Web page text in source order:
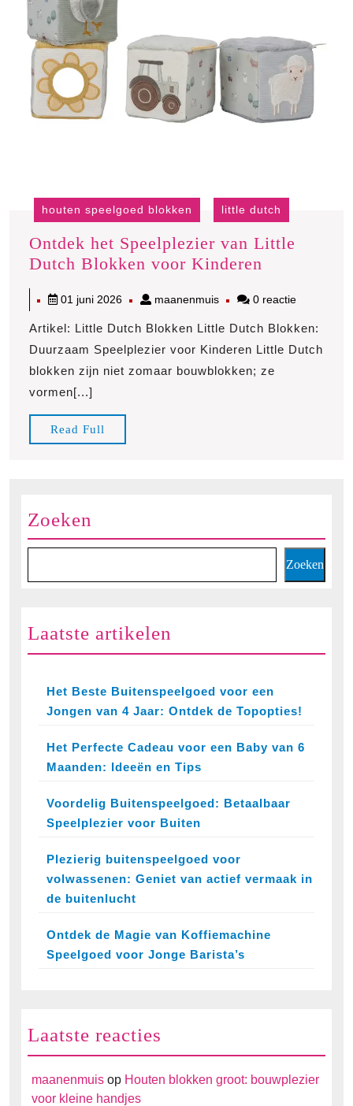
houten speelgoed blokken little dutch
Ontdek het Speelplezier van Little
Dutch Blokken voor Kinderen
van
Little
Dutch
01 juni 202601
2026
maanenmuismaanenmuis
0 reactie
Artikel: Little Dutch Blokken Little Dutch Blokken:
Duurzaam Speelplezier voor Kinderen Little Dutch
blokken zijn niet zomaar bouwblokken; ze
vormen[...]
Read Full
Full
Zoeken
Zoeken
Laatste artikelen
Het Beste Buitenspeelgoed voor een
Jongen van 4 Jaar: Ontdek de Topopties!
Het Perfecte Cadeau voor een Baby van 6
Maanden: Ideeën en Tips
Voordelig Buitenspeelgoed: Betaalbaar
Speelplezier voor Buiten
Plezierig buitenspeelgoed voor
volwassenen: Geniet van actief vermaak in
de buitenlucht
Ontdek de Magie van Koffiemachine
Speelgoed voor Jonge Barista’s
Laatste reacties
maanenmuis op Houten blokken groot: bouwplezier
voor kleine handjes